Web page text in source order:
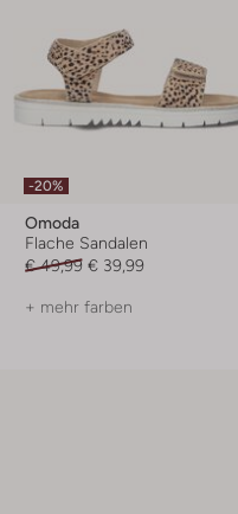
-20%
Omoda
Flache Sandalen
€ 49,99 € 39,99
+ mehr farben